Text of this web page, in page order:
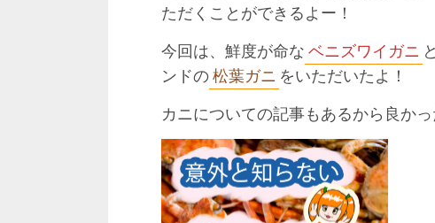
ただくことができるよー！
今回は、鮮度が命な ベニズワイガニ
ンドの松葉ガニ をいただいたよ！
カニについての記事もあるから良かっ